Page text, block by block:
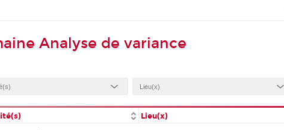
Analyse de variance
Lieu(x)